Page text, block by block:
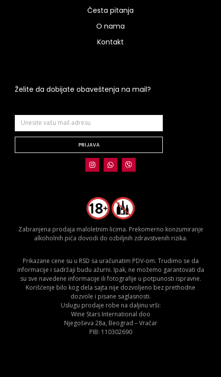
Česta pitanja
O nama
Kontakt
Želite da dobijate obaveštenja na mail?
PRIJAVA
Zabranjena prodaja maloletnim licima. Prekomerno konzumiranje
alkoholnih pića dovodi do ozbiljnih zdravstvenih rizika.
Prikazane cene su u RSD sa uračunatim PDV-om. Trudimo se da
informacije i sadržaji budu ažurni. Ipak, ne možemo garantovati da
su sve navedene informacije ili fotografije u potpunosti ispravne.
Korišćenje bilo kog dela sajta nije dozvoljeno bez prethodne
dozvole i pisane saglasnosti.
Uslugu prodaje robe na daljinu vrši:
Wine Stars International doo
Njegoševa 28a, Beograd – Vračar
PIB: 110302690